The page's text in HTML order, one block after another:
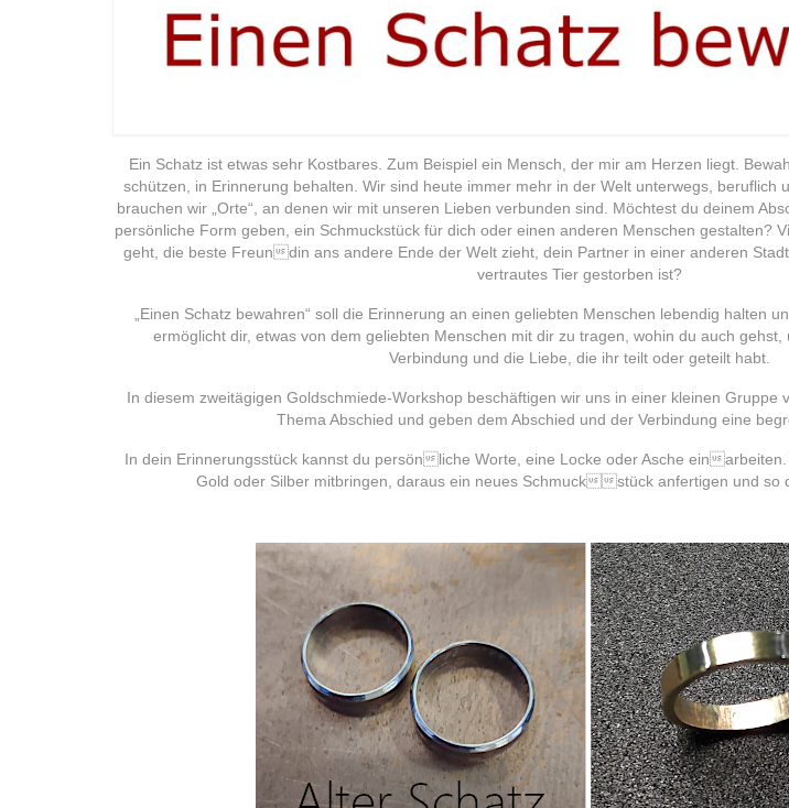
Ein Schatz ist etwas sehr Kostbares. Zum Beispiel ein Mensch, der mir am Herzen liegt.
schützen, in Erinnerung behalten. Wir sind heute immer mehr in der Welt unterwegs, beruflich
brauchen wir „Orte“, an denen wir mit unseren Lieben verbunden sind. Möchtest du deinem
persönliche Form geben, ein Schmuckstück für dich oder einen anderen Menschen gestalten?
geht, die beste Freundin ans andere Ende der Welt zieht, dein Partner in einer anderen
vertrautes Tier gestorben ist?
„Einen Schatz bewahren“ soll die Erinnerung an einen geliebten Menschen lebendig halten
ermöglicht dir, etwas von dem geliebten Menschen mit dir zu tragen, wohin du auch
Verbindung und die Liebe, die ihr teilt oder geteilt habt.
In diesem zweitägigen Goldschmiede-Workshop beschäftigen wir uns in einer kleinen Gruppe
Thema Abschied und geben dem Abschied und der Verbindung eine
In dein Erinnerungsstück kannst du persönliche Worte, eine Locke oder Asche ein
Gold oder Silber mitbringen, daraus ein neues Schmuckstück anfertigen und so